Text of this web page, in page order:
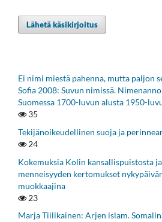
Lähetä käsikirjoitus
Ei nimi miestä pahenna, mutta paljon
Sofia 2008: Suvun nimissä.
Suomessa 1700-luvun alusta 1950-
35
Tekijänoikeudellinen suoja ja
24
Kokemuksia Kolin kansallispuistosta
menneisyyden kertomukset
muokkaajina
23
Marja Tiilikainen: Arjen islam.